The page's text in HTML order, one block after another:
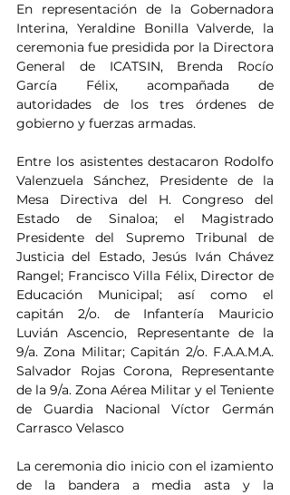
En representación de la Gobernadora
Interina, Yeraldine Bonilla Valverde, la
ceremonia fue presidida por la Directora
General de ICATSIN, Brenda Rocío
García Félix, acompañada de
autoridades de los tres órdenes de
gobierno y fuerzas armadas.
Entre los asistentes destacaron Rodolfo
Valenzuela Sánchez, Presidente de la
Mesa Directiva del H. Congreso del
Estado de Sinaloa; el Magistrado
Presidente del Supremo Tribunal de
Justicia del Estado, Jesús Iván Chávez
Rangel; Francisco Villa Félix, Director de
Educación Municipal; así como el
capitán 2/o. de Infantería Mauricio
Luvián Ascencio, Representante de la
9/a. Zona Militar; Capitán 2/o. F.A.A.M.A.
Salvador Rojas Corona, Representante
de la 9/a. Zona Aérea Militar y el Teniente
de Guardia Nacional Víctor Germán
Carrasco Velasco
La ceremonia dio inicio con el izamiento
de la bandera a media asta y la